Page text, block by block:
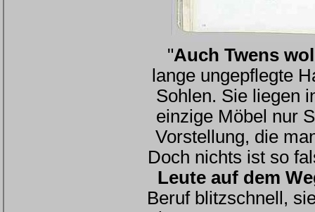
"Auch Twens
lange ungepflegte
Sohlen. Sie liegen
einzige Möbel nur
Vorstellung, die
Doch nichts ist so
Leute auf dem
Beruf blitzschnell,